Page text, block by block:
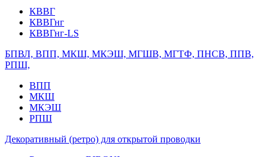
КВВГ
КВВГнг
КВВГнг-LS
БПВЛ, ВПП, МКШ, МКЭШ, МГШВ, МГТФ, ПНСВ, ППВ,
РПШ,
ВПП
МКШ
МКЭШ
РПШ
Декоративный (ретро) для открытой проводки